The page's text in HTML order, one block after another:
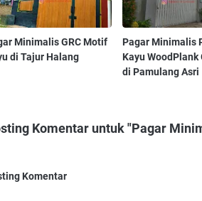
Minimalis GRC Motif
di Tajur Halang
Pagar Minimalis
Kayu WoodPlank
di Pamulang Asri
Komentar untuk "Pagar
Komentar